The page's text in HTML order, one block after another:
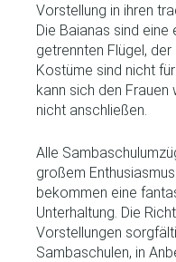
Vorstellung in ihren
Die Baianas sind eine
getrennten Flügel,
Kostüme sind nicht
kann sich den Frauen
nicht anschließen.
Alle
großem
bekommen eine
Unterhaltung. Die
Vorstellungen
Sambaschulen, in